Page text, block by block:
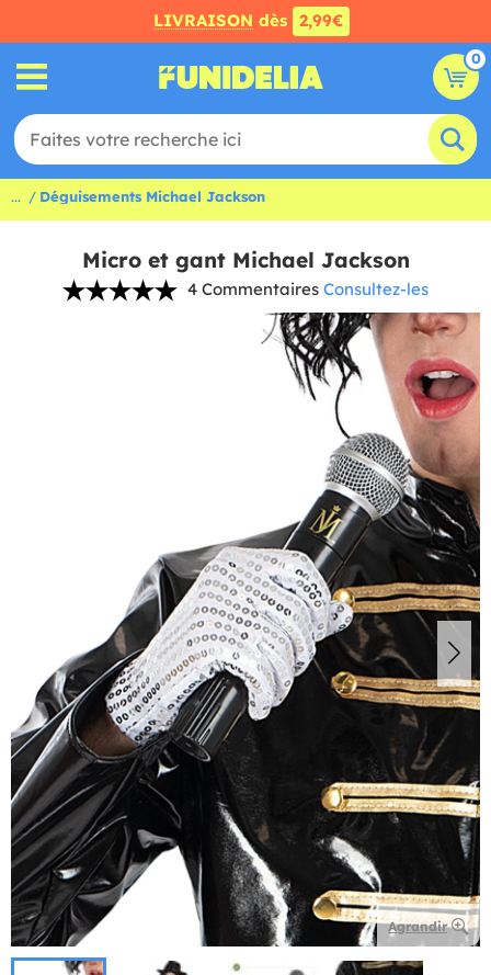
LIVRAISON dès 2,99€
0
... Déguisements Michael Jackson
Micro et gant Michael Jackson
4 Commentaires Consultez-les
Agrandir